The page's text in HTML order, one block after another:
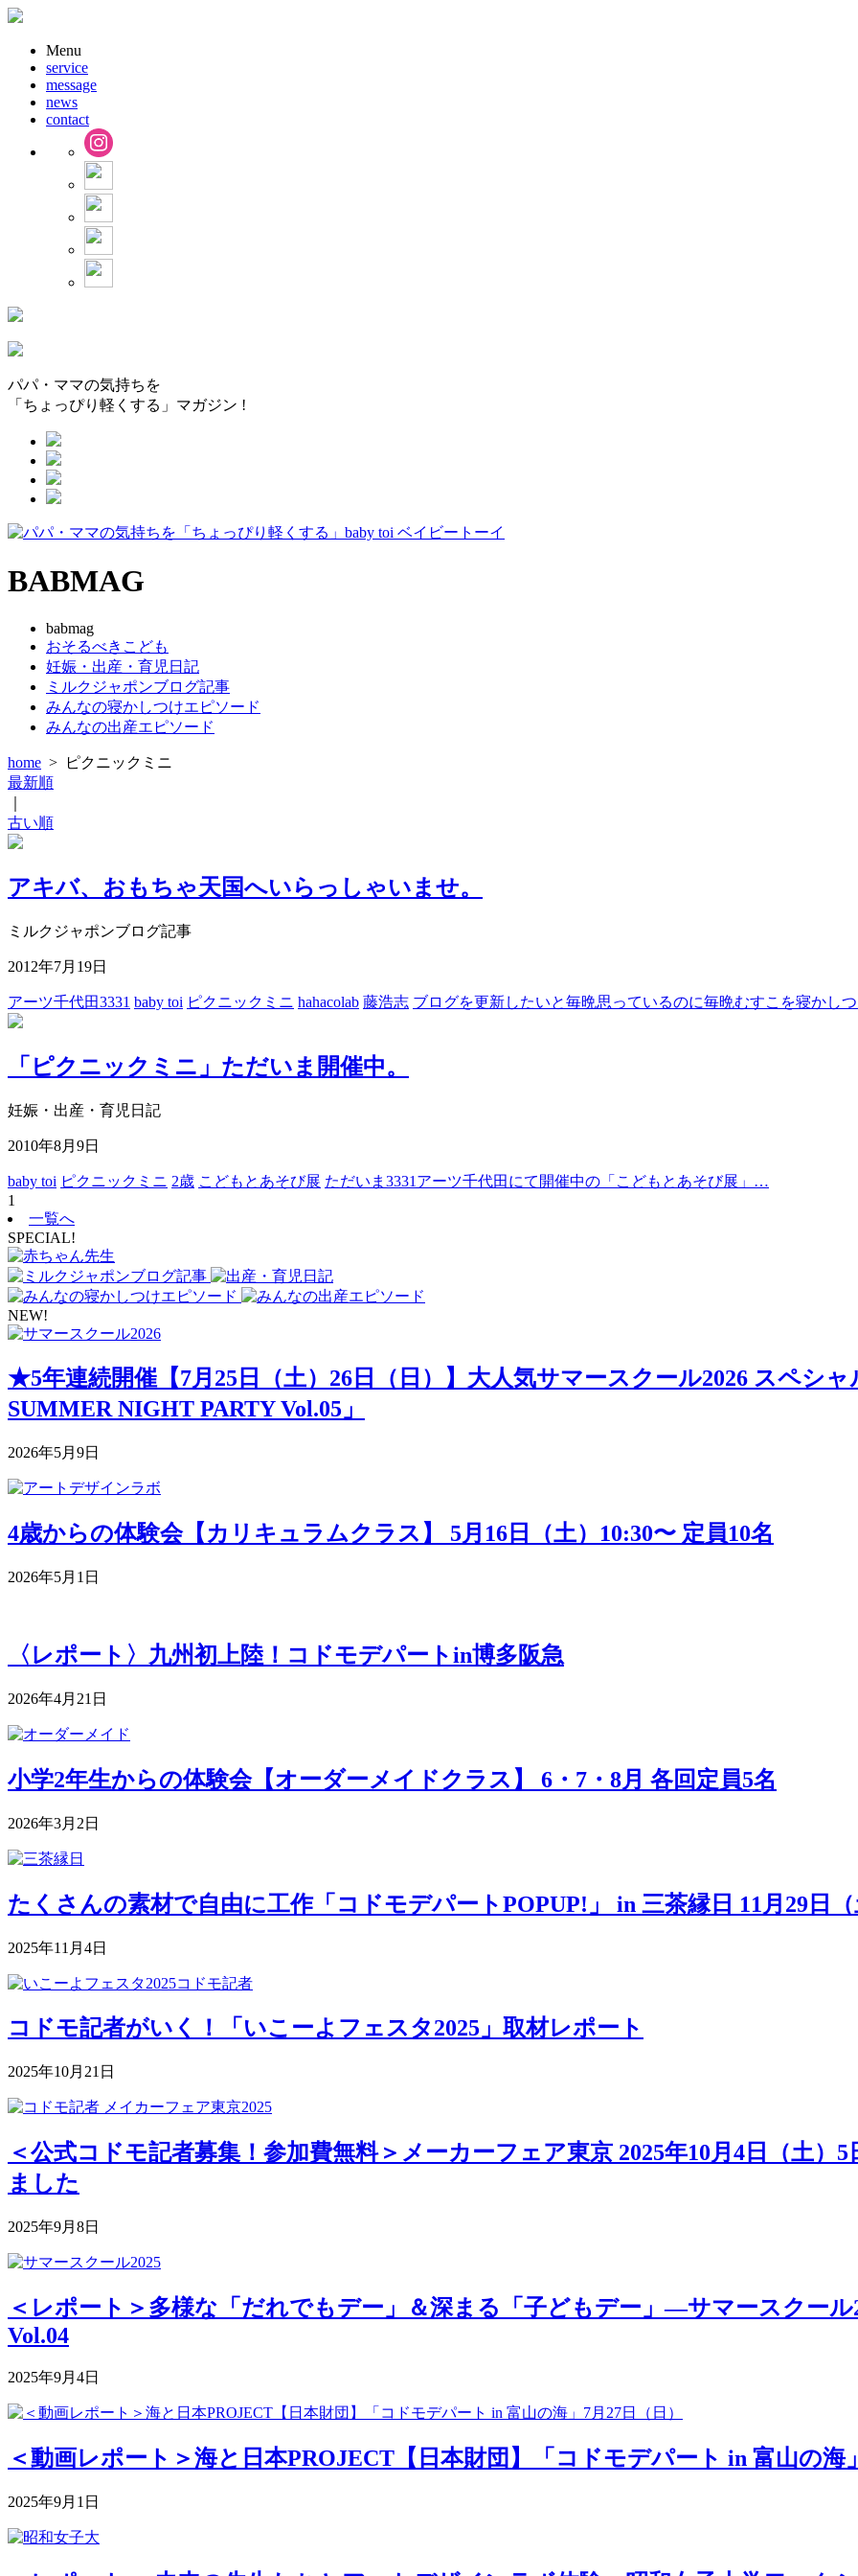
Menu
service
message
news
contact
パパ・ママの気持ちを
「ちょっぴり軽くする」マガジン !
BABMAG
babmag
おそるべきこども
妊娠・出産・育児日記
ミルクジャポンブログ記事
みんなの寝かしつけエピソード
みんなの出産エピソード
home >
ピクニックミニ
最新順
古い順
アキバ、おもちゃ天国へいらっしゃいませ。
ミルクジャポンブログ記事
2012年7月19日
アーツ千代田3331 baby toi ピクニックミニ hahacolab 藤浩志 ブログを更新したいと毎晩思っているのに毎晩むすこを寝かし
「ピクニックミニ」ただいま開催中。
妊娠・出産・育児日記
2010年8月9日
baby toi ピクニックミニ 2歳 こどもとあそび展 ただいま3331アーツ千代田にて開催中の「こどもとあそび展」…
1
一覧へ
SPECIAL!
NEW!
★5年連続開催【7月25日（土）26日（日）】大人気サマースクール2026 スペシ
SUMMER NIGHT PARTY Vol.05」
2026年5月9日
4歳からの体験会【カリキュラムクラス】 5月16日（土）10:30〜 定員10名
2026年5月1日
〈レポート〉九州初上陸！コドモデパートin博多阪急
2026年4月21日
小学2年生からの体験会【オーダーメイドクラス】 6・7・8月 各回定員5名
2026年3月2日
たくさんの素材で自由に工作「コドモデパートPOPUP!」 in 三茶縁日 11月29日
2025年11月4日
コドモ記者がいく！「いこーよフェスタ2025」取材レポート
2025年10月21日
＜公式コドモ記者募集！参加費無料＞メーカーフェア東京 2025年10月4日（土
ました
2025年9月8日
＜レポート＞多様な「だれでもデー」＆深まる「子どもデー」―サマースクー
Vol.04
2025年9月4日
＜動画レポート＞海と日本PROJECT【日本財団】「コドモデパート in 富山の海
2025年9月1日